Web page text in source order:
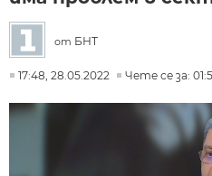
от БНТ
17:48, 28.05.2022 Чете се за: